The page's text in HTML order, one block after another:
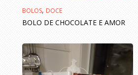
BOLOS, DOCE
BOLO DE CHOCOLATE E AMOR